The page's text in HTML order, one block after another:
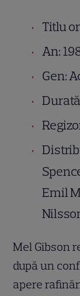
Titlu
An:
Gen:
Emil
Mel Gibson
după un
apere